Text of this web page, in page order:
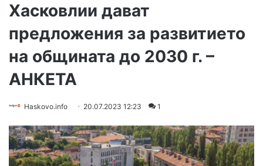
Хасковлии дават
предложения за развитието
на общината до 2030 г. –
АНКЕТА
Haskovo.info 20.07.2023 12:23 1